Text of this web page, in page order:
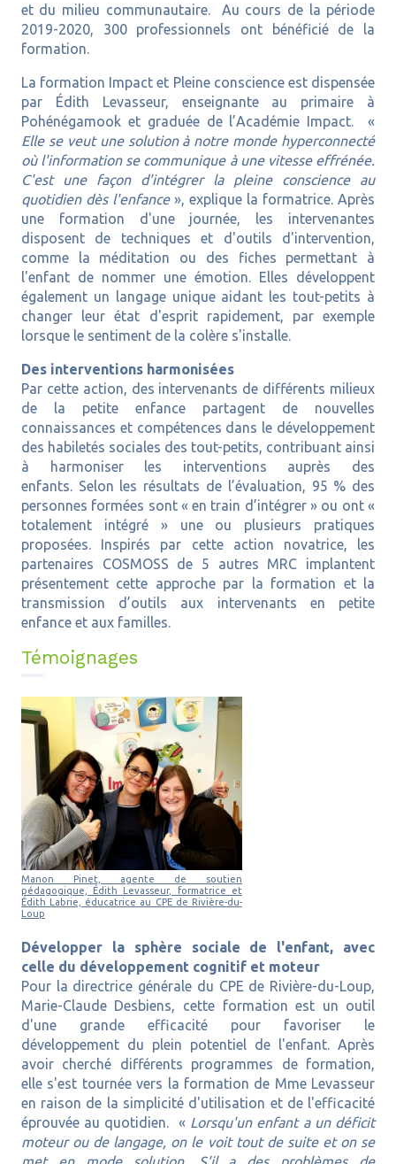
et du milieu communautaire. Au cours de la période
2019-2020, 300 professionnels ont bénéficié de la
formation.
La formation Impact et Pleine conscience est dispensée
par Édith Levasseur, enseignante au primaire à
Pohénégamook et graduée de l’Académie Impact. «
Elle se veut une solution à notre monde hyperconnecté
où l'information se communique à une vitesse effrénée.
C'est une façon d'intégrer la pleine conscience au
quotidien dès l'enfance», explique la formatrice. Après
une formation d'une journée, les intervenantes
disposent de techniques et d'outils d'intervention,
comme la méditation ou des fiches permettant à
l'enfant de nommer une émotion. Elles développent
également un langage unique aidant les tout-petits à
changer leur état d'esprit rapidement, par exemple
lorsque le sentiment de la colère s'installe.
Des interventions harmonisées
Par cette action, des intervenants de différents milieux
de la petite enfance partagent de nouvelles
connaissances et compétences dans le développement
des habiletés sociales des tout-petits, contribuant ainsi
à harmoniser les interventions auprès des
enfants. Selon les résultats de l’évaluation, 95 % des
personnes formées sont « en train d’intégrer » ou ont «
totalement intégré » une ou plusieurs pratiques
proposées. Inspirés par cette action novatrice, les
partenaires COSMOSS de 5 autres MRC implantent
présentement cette approche par la formation et la
transmission d’outils aux intervenants en petite
enfance et aux familles.
Témoignages
Manon Pinet, agente de soutien
pédagogique, Édith Levasseur, formatrice et
Édith Labrie, éducatrice au CPE de Rivière-du-
Loup
Développer la sphère sociale de l'enfant, avec
celle du développement cognitif et moteur
Pour la directrice générale du CPE de Rivière-du-Loup,
Marie-Claude Desbiens, cette formation est un outil
d'une grande efficacité pour favoriser le
développement du plein potentiel de l'enfant. Après
avoir cherché différents programmes de formation,
elle s'est tournée vers la formation de Mme Levasseur
en raison de la simplicité d'utilisation et de l'efficacité
éprouvée au quotidien. « Lorsqu'un enfant a un déficit
moteur ou de langage, on le voit tout de suite et on se